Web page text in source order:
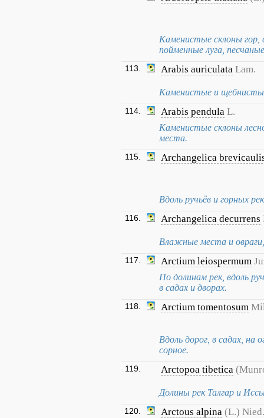
Каменистые склоны гор,
пойменные луга,
113. Arabis auriculata Lam.
Каменистые и
114. Arabis pendula L.
Каменистые склоны
места.
115. Archangelica
Вдоль ручьёв и горных
116. Archangelica decurrens
Влажные места и овраги,
117. Arctium leiospermum
По долинам рек, вдоль
в садах и дворах.
118. Arctium tomentosum
Вдоль дорог, в садах, на
сорное.
119. Arctopoa tibetica
Долины рек Талгар и
120. Arctous alpina (L.) Nied.